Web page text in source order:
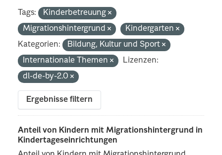
Tags:
Kinderbetreuung
Migrationshintergrund
Kindergarten
Kategorien:
Bildung, Kultur und Sport
Internationale Themen
Lizenzen:
dl-de-by-2.0
Ergebnisse filtern
Anteil von Kindern mit Migrationshintergrund in
Kindertageseinrichtungen